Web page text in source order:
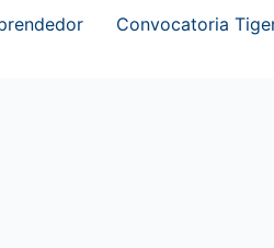
Convocatoria